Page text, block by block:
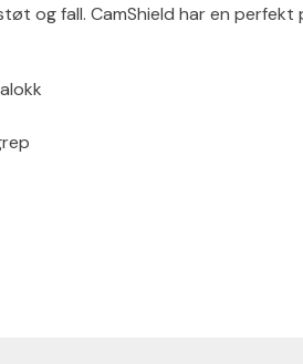
og fall. CamShield har en perfekt